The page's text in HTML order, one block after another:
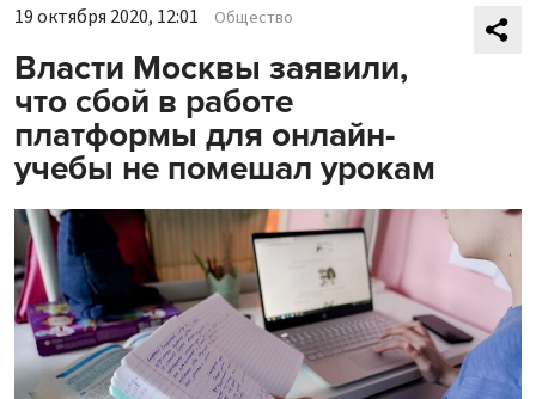
19 октября 2020, 12:01 Общество
Власти Москвы заявили,
что сбой в работе
платформы для онлайн-
учебы не помешал урокам